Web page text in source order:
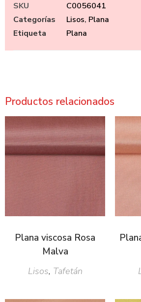
SKU
C0056041
Categorías
Lisos, Plana
Etiqueta
Plana
Productos relacionados
Plana viscosa Rosa
Malva
Lisos, Tafetán